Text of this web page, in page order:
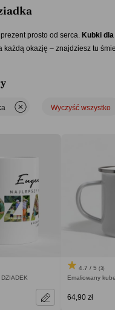
prosto od serca. Kubki
każdą okazję – znajdziesz tu
Spraw, iż każdy łyk ulubionej
że
każda kawa, czy herbata będzie
Wyczyść wszystko
4.7 / 5 (3)
Emaliowany
64,90 zł